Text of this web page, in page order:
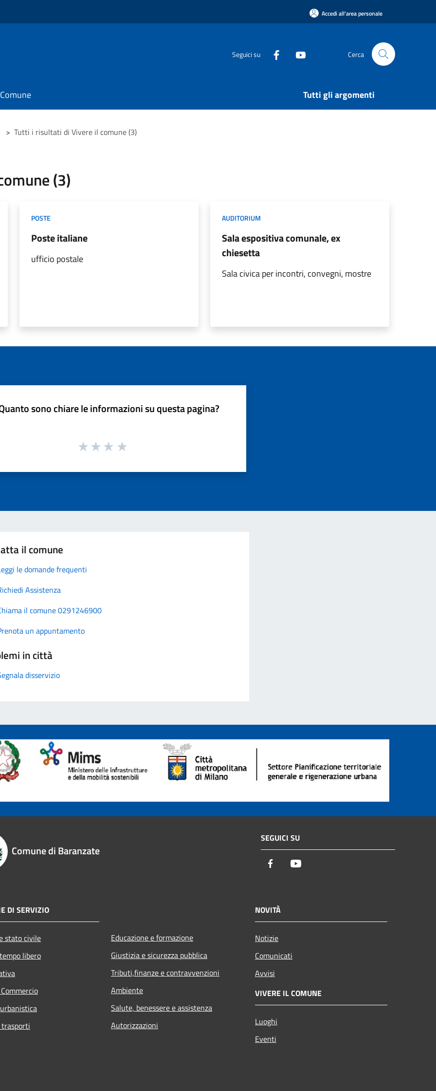
Accedi all'area personale
Seguici su Cerca
Tutti gli argomenti
> Tutti i risultati di Vivere il comune (3)
(3)
POSTE
Poste italiane
ufficio postale
AUDITORIUM
Sala espositiva comunale, ex
chiesetta
Sala civica per incontri, convegni, mostre
sono chiare le informazioni su questa pagina?
il comune
le domande frequenti
Assistenza
il comune 0291246900
un appuntamento
in città
disservizio
Comune di Baranzate
SEGUICI SU
Facebook
DI SERVIZIO
stato civile
libero
Educazione e formazione
Giustizia e sicurezza pubblica
Tributi,finanze e contravvenzioni
Ambiente
Salute, benessere e assistenza
Autorizzazioni
NOVITÀ
Notizie
Comunicati
Avvisi
VIVERE IL COMUNE
Luoghi
Eventi